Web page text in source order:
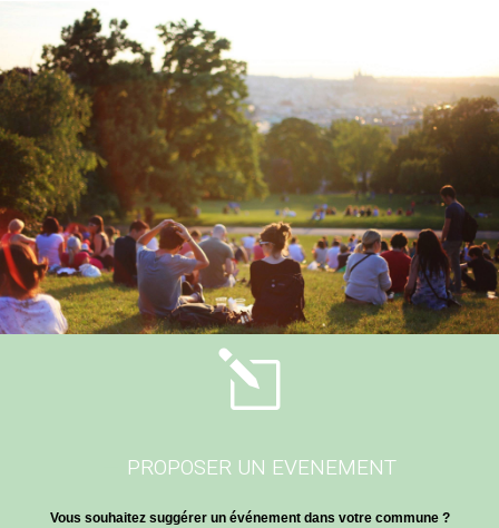
l
PROPOSER UN EVENEMENT
Vous souhaitez suggérer un événement dans votre commune ?